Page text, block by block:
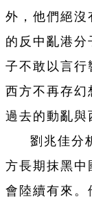
外，他們絕沒
的反中亂港分
子不敢以言行
西方不再存幻
過去的動亂與
劉兆佳分
方長期抹黑中
會陸續有來。